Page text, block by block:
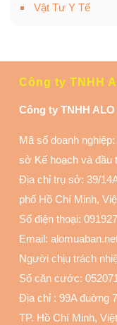
Vật Tư Y Tế
Công ty TNHH
Công ty TNHH
Mã số doanh
sở Kế hoạch và đầu
Địa chỉ trụ sở: 39/
phố Hồ Chí Minh,
Số điện thoại:
Email:
Người chịu trách
Số căn cước:
Địa chỉ : 99A đuờng
TP. Hồ Chí Minh,